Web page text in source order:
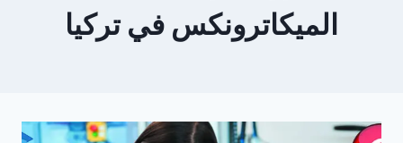
الميكاترونكس في تركيا